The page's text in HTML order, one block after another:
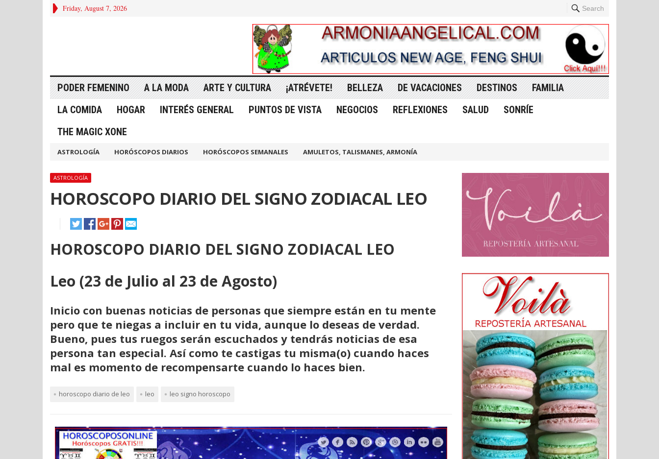
Friday, August 7, 2026 Search
PODER FEMENINO A LA MODA ARTE Y CULTURA ¡ATRÉVETE! BELLEZA DE VACACIONES DESTINOS
FAMILIA
LA COMIDA
HOGAR INTERÉS GENERAL PUNTOS DE VISTA NEGOCIOS REFLEXIONES SALUD
SONRÍE
THE MAGIC XONE
ASTROLOGÍA HORÓSCOPOS DIARIOS HORÓSCOPOS SEMANALES AMULETOS, TALISMANES, ARMONÍA
ASTROLOGÍA
HOROSCOPO DIARIO DEL SIGNO ZODIACAL LEO
HOROSCOPO DIARIO DEL SIGNO ZODIACAL LEO
Leo (23 de Julio al 23 de Agosto)
Inicio con buenas noticias de personas que siempre están en tu mente
pero que te niegas a incluir en tu vida, aunque lo deseas de verdad.
Bueno, pues tus ruegos serán escuchados y tendrás noticias de esa
persona tan especial. Así como te castigas tu misma(o) cuando haces
mal es momento de recompensarte cuando lo haces bien.
horoscopo diario de leo leo leo signo horoscopo